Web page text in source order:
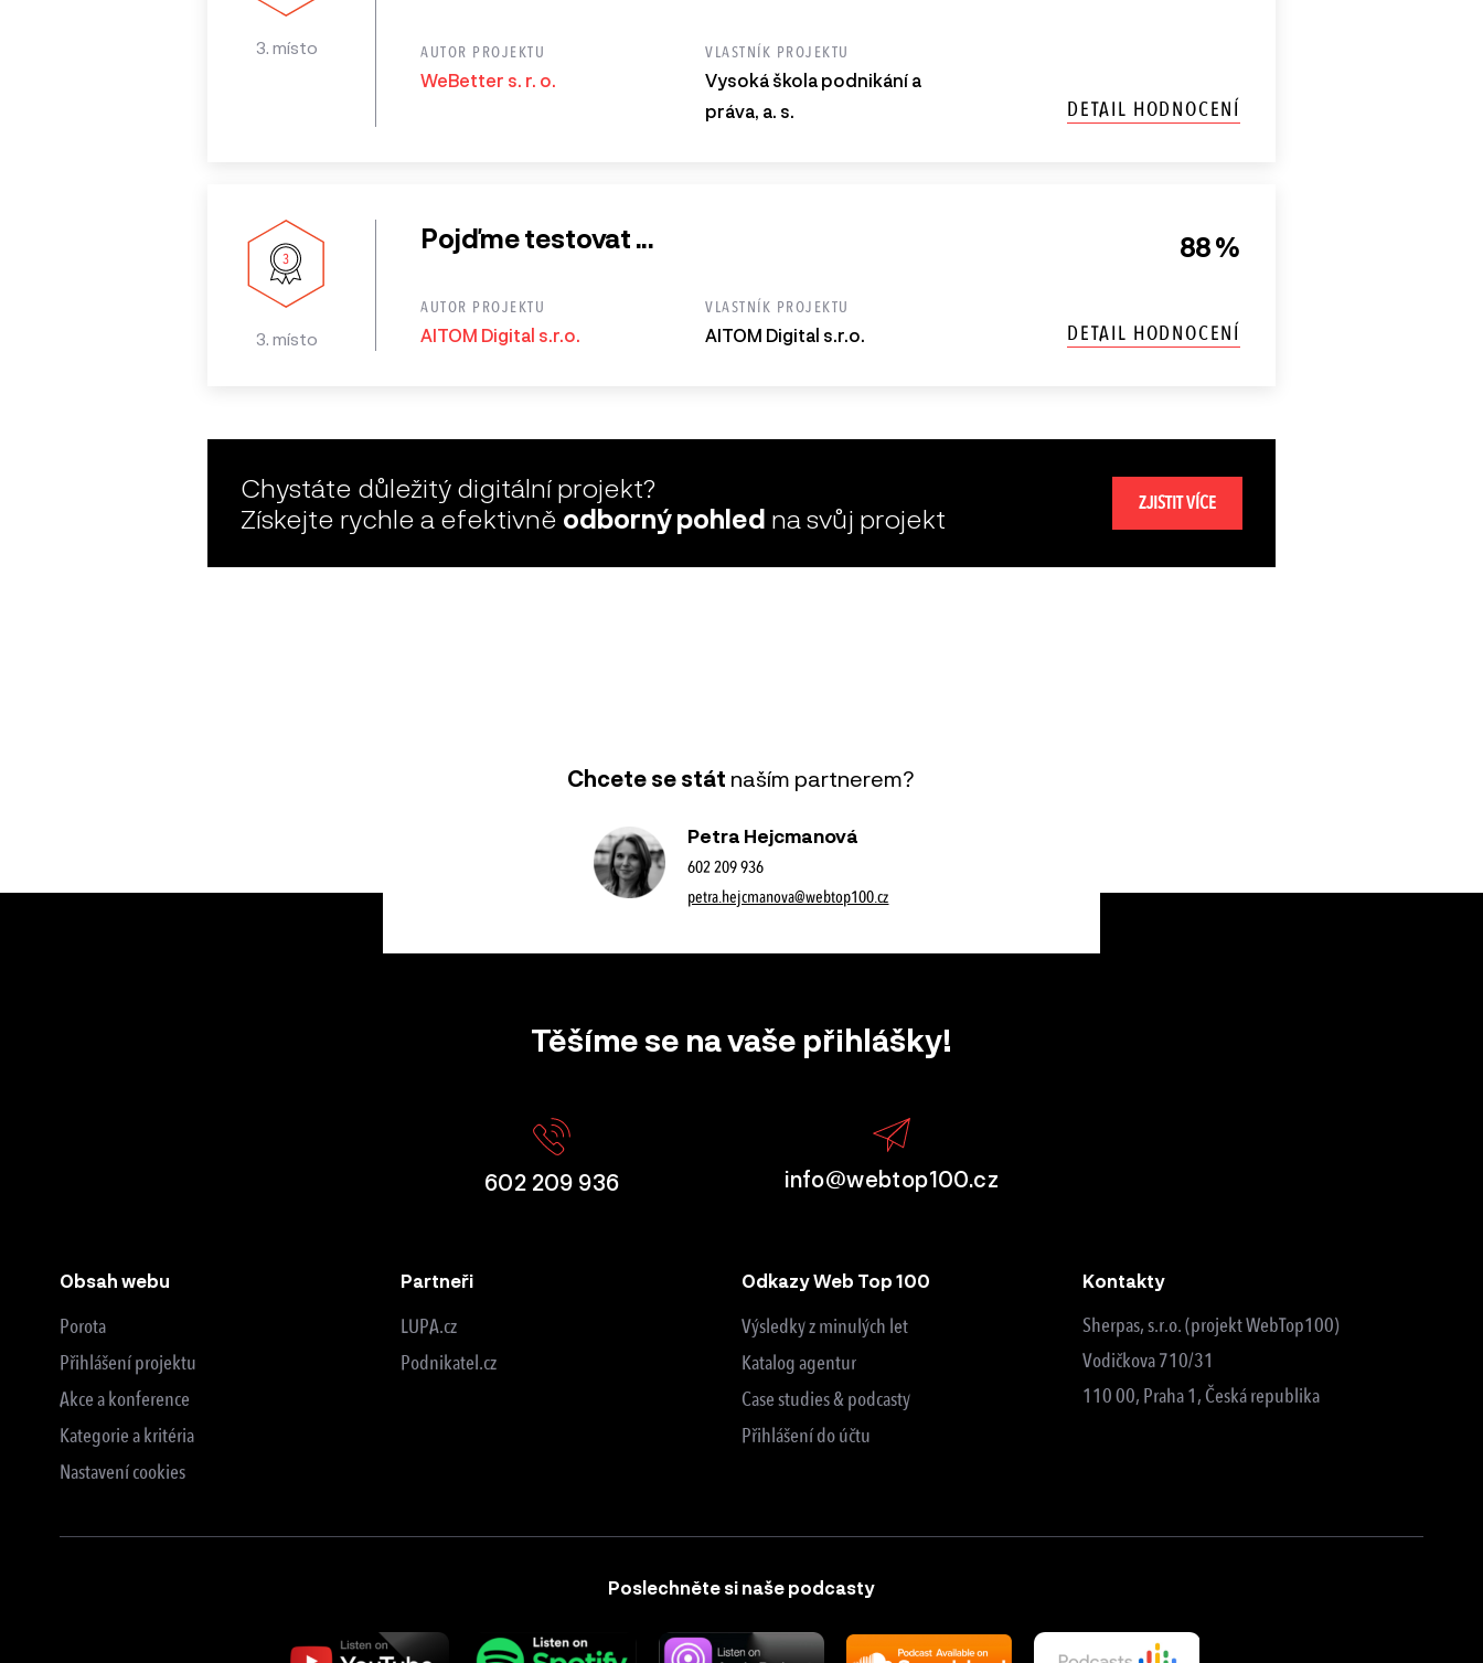
3. místo AUTOR PROJEKTU
WeBetter s. r. o.
VLASTNÍK PROJEKTU
Vysoká škola podnikání a
práva, a. s.
DETAIL HODNOCENÍ
3. místo
Pojďme testovat ... 88 %
AUTOR PROJEKTU
AITOM Digital s.r.o.
VLASTNÍK PROJEKTU
AITOM Digital s.r.o. DETAIL HODNOCENÍ
Chystáte důležitý digitální projekt?
Získejte rychle a efektivně odborný pohled na svůj projekt ZJISTIT VÍCE
Chcete se stát naším partnerem?
Petra Hejcmanová
602 209 936
petra.hejcmanova@webtop100.cz
Těšíme se na vaše přihlášky!
602 209 936 info@webtop100.cz
Obsah webu
Porota
Přihlášení projektu
Akce a konference
Kategorie a kritéria
Nastavení cookies
Partneři
LUPA.cz
Podnikatel.cz
Odkazy Web Top 100
Výsledky z minulých let
Katalog agentur
Case studies & podcasty
Přihlášení do účtu
Kontakty
Sherpas, s.r.o. (projekt WebTop100)
Vodičkova 710/31
110 00, Praha 1, Česká republika
Poslechněte si naše podcasty